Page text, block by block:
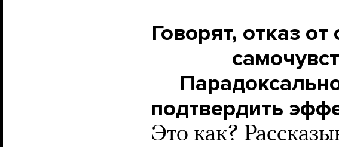
Говорят, отказ
подтвердить
Это как?